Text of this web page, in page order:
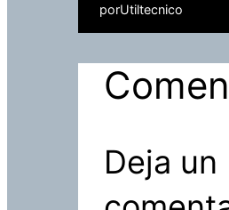
porUtiltecnico
Deja un